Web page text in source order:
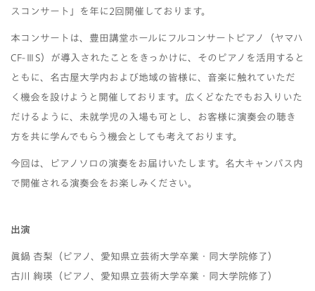
スコンサート」を年に2回開催しております。
本コンサートは、豊田講堂ホールにフルコンサートピアノ（ヤマハ
CF-ⅢS）が導入されたことをきっかけに、そのピアノを活用すると
ともに、名古屋大学内および地域の皆様に、音楽に触れていただ
く機会を設けようと開催しております。広くどなたでもお入りいた
だけるように、未就学児の入場も可とし、お客様に演奏会の聴き
方を共に学んでもらう機会としても考えております。
今回は、ピアノソロの演奏をお届けいたします。名大キャンパス内
で開催される演奏会をお楽しみください。
出演
眞鍋 杏梨（ピアノ、愛知県立芸術大学卒業・同大学院修了）
古川 絢瑛（ピアノ、愛知県立芸術大学卒業・同大学院修了）